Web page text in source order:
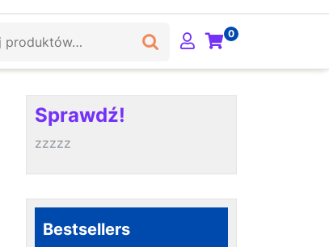
0
Sprawdź!
zzzzz
Bestsellers